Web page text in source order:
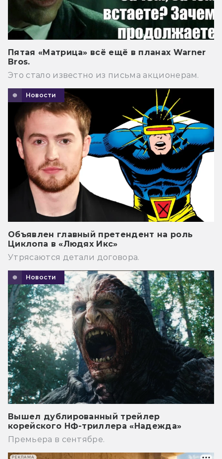
Пятая «Матрица» всё ещё в планах Warner
Bros.
Это стало известно из письма акционерам.
Новости
Объявлен главный претендент на роль
Циклопа в «Людях Икс»
Утрясаются детали договора.
Новости
Вышел дублированный трейлер
корейского НФ-триллера «Надежда»
Премьера в сентябре.
РЕКЛАМА